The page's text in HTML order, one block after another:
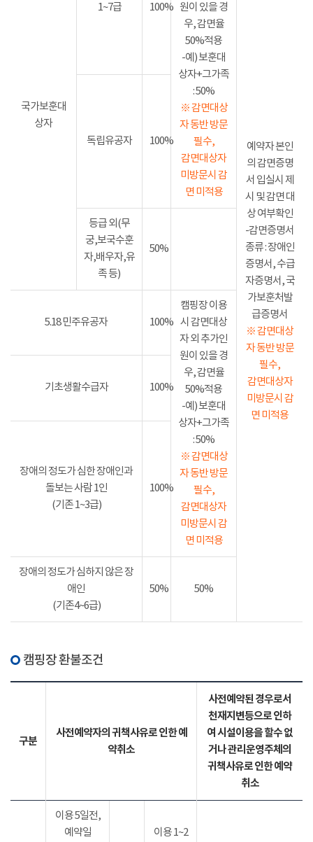
국가보훈대
상자
1~7급 100% 원이 있을 경
우, 감면율
50%적용
-예) 보훈대
상자+그가족
: 50%
※ 감면대상
자 동반 방문
필수,
감면대상자
미방문시 감
면 미적용
예약자 본인
의 감면증명
서 입실시 제
시 및 감면 대
상 여부확인
-감면증명서
종류 : 장애인
증명서, 수급
자증명서, 국
가보훈처발
급증명서
※ 감면대상
자 동반 방문
필수,
감면대상자
미방문시 감
면 미적용
독립유공자 100%
등급 외(무
궁,보국수훈
자,배우자,유
족 등)
50%
5.18 민주유공자 100%
캠핑장 이용
시 감면대상
자 외 추가인
원이 있을 경
우, 감면율
50%적용
-예) 보훈대
상자+그가족
: 50%
※ 감면대상
자 동반 방문
필수,
감면대상자
미방문시 감
면 미적용
기초생활수급자 100%
장애의 정도가 심한 장애인과
돌보는 사람 1인
(기존 1~3급)
100%
장애의 정도가 심하지 않은 장
애인
(기존4~6급)
50% 50%
캠핑장 환불조건
구분
사전예약자의 귀책사유로 인한 예
약취소
사전예약된 경우로서
천재지변등으로 인하
여 시설이용을 할수 없
거나 관리운영주체의
귀책사유로 인한 예약
취소
이용 5일전,
예약일
이용 1~2